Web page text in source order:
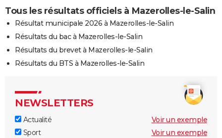
Tous les résultats officiels à Mazerolles-le-Salin
Résultat municipale 2026 à Mazerolles-le-Salin
Résultats du bac à Mazerolles-le-Salin
Résultats du brevet à Mazerolles-le-Salin
Résultats du BTS à Mazerolles-le-Salin
NEWSLETTERS
Actualité
Voir un exemple
Sport
Voir un exemple